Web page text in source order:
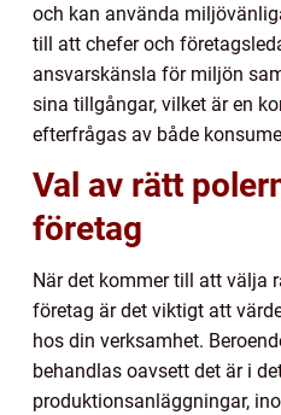
och kan använda
till att chefer och
ansvarskänsla för miljön
sina tillgångar, vilket är en
efterfrågas av både
Val av rätt
företag
När det kommer till att välja
företag är det viktigt att
hos din verksamhet.
behandlas oavsett det är i
produktionsanläggningar,